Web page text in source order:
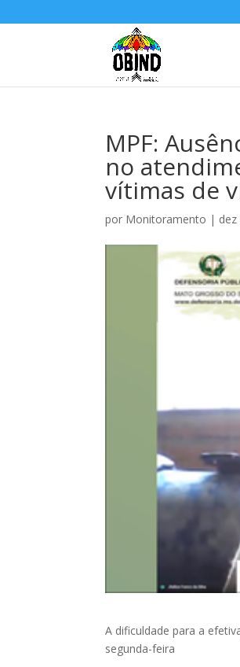
MPF:
no
vítimas de
por Monitoramento | dez
A dificuldade para a
segunda-feira